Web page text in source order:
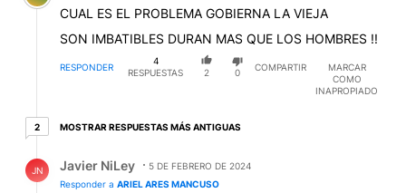
CUAL ES EL PROBLEMA GOBIERNA LA VIEJA
SON IMBATIBLES DURAN MAS QUE LOS HOMBRES !!
RESPONDER
4
RESPUESTAS
2 0
COMPARTIR
MARCAR
COMO
INAPROPIADO
22 respuestas más antiguas
MOSTRAR RESPUESTAS MÁS ANTIGUAS
JN Javier NiLey
5 DE FEBRERO DE 2024
Responder a ARIEL ARES MANCUSO